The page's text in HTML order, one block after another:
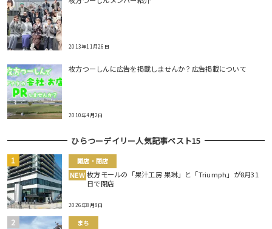
2013年11月26日
枚方つーしんに広告を掲載しませんか？広告掲載について
2010年4月2日
ひらつーデイリー人気記事ベスト15
開店・閉店
NEW 枚方モールの「果汁工房 果琳」と「Triumph」が8月31
日で閉店
2026年8月8日
まち